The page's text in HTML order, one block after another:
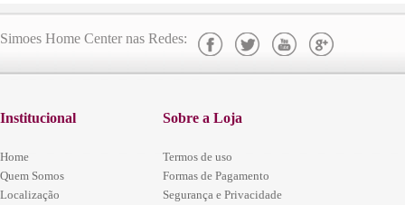
Simoes Home Center nas Redes:
Institucional
Home
Quem Somos
Localização
Sobre a Loja
Termos de uso
Formas de Pagamento
Segurança e Privacidade